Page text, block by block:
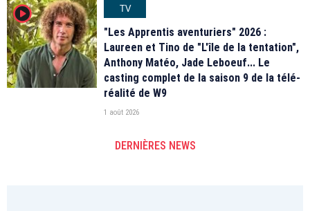
player2
TV
"Les Apprentis aventuriers" 2026 :
Laureen et Tino de "L'île de la tentation",
Anthony Matéo, Jade Leboeuf... Le
casting complet de la saison 9 de la télé-
réalité de W9
1 août 2026
DERNIÈRES NEWS